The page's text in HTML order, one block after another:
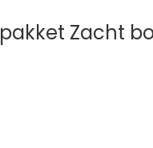
Zacht